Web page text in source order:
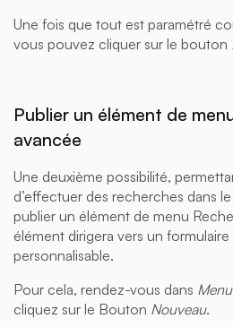
Une fois que tout est paramétré
vous pouvez cliquer sur le bouton
Publier un élément de
avancée
Une deuxième possibilité,
d’effectuer des recherches dans
publier un élément de menu
élément dirigera vers un
personnalisable.
Pour cela, rendez-vous dans
cliquez sur le Bouton Nouveau.